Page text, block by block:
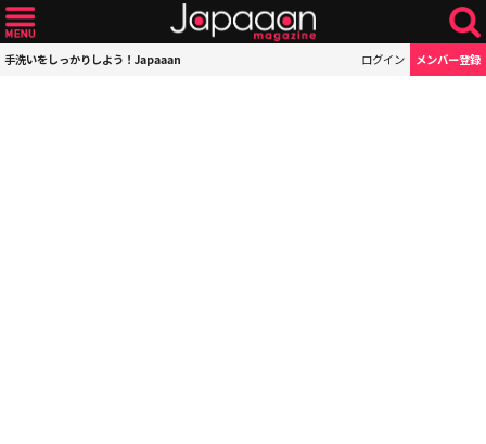
手洗いをしっかりしよう！Japaaan ログイン メンバー登録